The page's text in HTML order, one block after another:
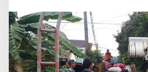
di
Cibitung